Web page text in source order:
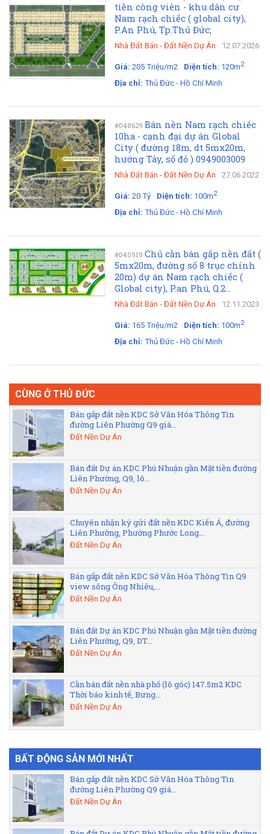
tiền công viên - khu dân cư
Nam rạch chiếc ( global city),
P.An Phú, Tp.Thủ Đức;
Nhà Đất Bán - Đất Nền Dự Án 12.07.2026
Giá: 205 Triệu/m2 Diện tích: 120m2
Địa chỉ: Thủ Đức - Hồ Chí Minh
#048629 Bán nền Nam rạch chiếc
10ha - cạnh đại dự án Global
City ( đường 18m, dt 5mx20m,
hướng Tây, sổ đỏ ) 0949003009
Nhà Đất Bán - Đất Nền Dự Án 27.06.2022
Giá: 20 Tỷ Diện tích: 100m2
Địa chỉ: Thủ Đức - Hồ Chí Minh
#045919 Chủ cần bán gấp nền đất (
5mx20m, đường số 8 trục chính
20m) dự án Nam rạch chiếc (
Global city), P.an Phú, Q.2...
Nhà Đất Bán - Đất Nền Dự Án 12.11.2023
Giá: 165 Triệu/m2 Diện tích: 100m2
Địa chỉ: Thủ Đức - Hồ Chí Minh
CÙNG Ở THỦ ĐỨC
Bán gấp đất nền KDC Sở Văn Hóa Thông Tin
đường Liên Phường Q9 giá...
Đất Nền Dự Án
Bán đất Dự án KDC Phú Nhuận gần Mặt tiền đường
Liên Phường, Q9, lô...
Đất Nền Dự Án
Chuyên nhận ký gửi đất nền KDC Kiến Á, đường
Liên Phường, Phường Phước Long...
Đất Nền Dự Án
Bán gấp đất nền KDC Sở Văn Hóa Thông Tin Q9
view sông Ông Nhiêu,...
Đất Nền Dự Án
Bán đất Dự án KDC Phú Nhuận gần Mặt tiền đường
Liên Phường, Q9, DT...
Đất Nền Dự Án
Cần bán đất nền nhà phố (lô góc) 147.5m2 KDC
Thời báo kinh tế, Bưng...
Đất Nền Dự Án
BẤT ĐỘNG SẢN MỚI NHẤT
Bán gấp đất nền KDC Sở Văn Hóa Thông Tin
đường Liên Phường Q9 giá...
Đất Nền Dự Án